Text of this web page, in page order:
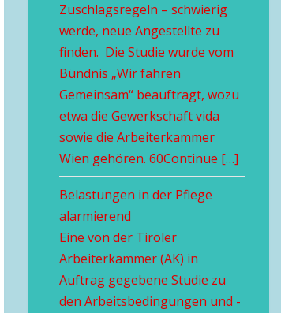
Zuschlagsregeln – schwierig
werde, neue Angestellte zu
finden. Die Studie wurde vom
Bündnis „Wir fahren
Gemeinsam“ beauftragt, wozu
etwa die Gewerkschaft vida
sowie die Arbeiterkammer
Wien gehören. 60Continue […]
Belastungen in der Pflege
alarmierend
Eine von der Tiroler
Arbeiterkammer (AK) in
Auftrag gegebene Studie zu
den Arbeitsbedingungen und -